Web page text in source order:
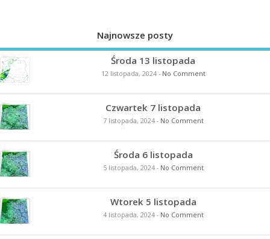
Najnowsze posty
Środa 13 listopada
12 listopada, 2024- No Comment
Czwartek 7 listopada
7 listopada, 2024- No Comment
Środa 6 listopada
5 listopada, 2024- No Comment
Wtorek 5 listopada
4 listopada, 2024- No Comment